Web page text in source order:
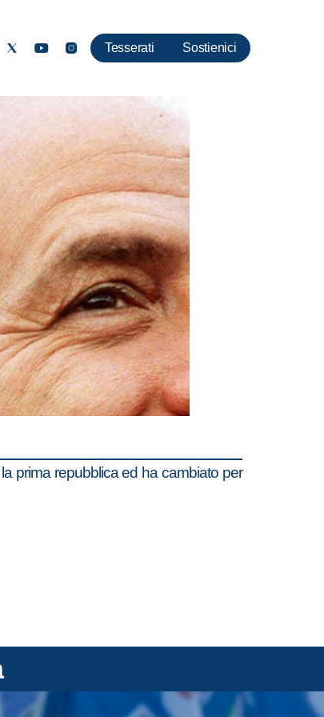
Tesserati Sostienici
prima repubblica ed ha cambiato per